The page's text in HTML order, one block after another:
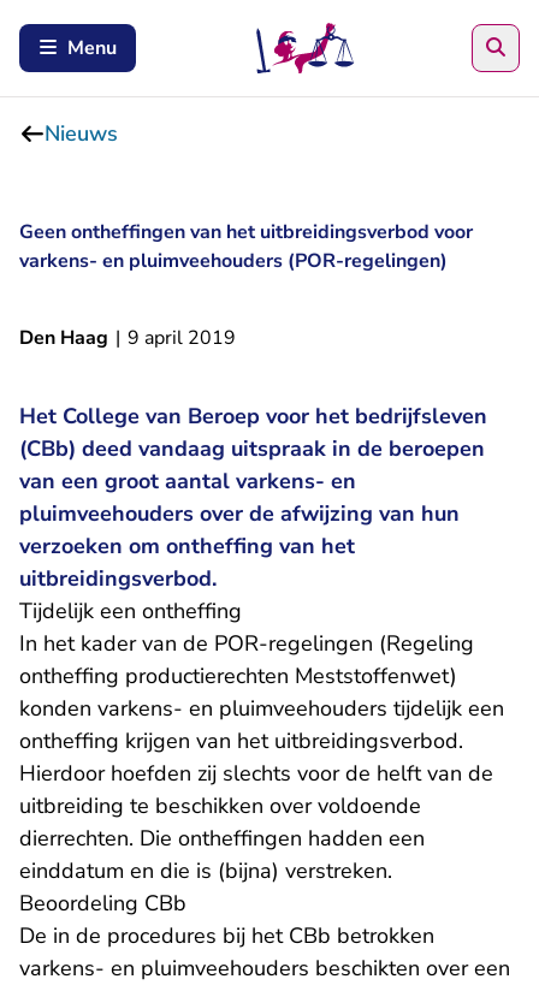
Menu
Nieuws
Geen ontheffingen van het uitbreidingsverbod voor
varkens- en pluimveehouders (POR-regelingen)
Den Haag | 9 april 2019
Het College van Beroep voor het bedrijfsleven
(CBb) deed vandaag uitspraak in de beroepen
van een groot aantal varkens- en
pluimveehouders over de afwijzing van hun
verzoeken om ontheffing van het
uitbreidingsverbod.
Tijdelijk een ontheffing
In het kader van de POR-regelingen (Regeling
ontheffing productierechten Meststoffenwet)
konden varkens- en pluimveehouders tijdelijk een
ontheffing krijgen van het uitbreidingsverbod.
Hierdoor hoefden zij slechts voor de helft van de
uitbreiding te beschikken over voldoende
dierrechten. Die ontheffingen hadden een
einddatum en die is (bijna) verstreken.
Beoordeling CBb
De in de procedures bij het CBb betrokken
varkens- en pluimveehouders beschikten over een